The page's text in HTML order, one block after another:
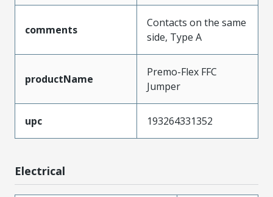
comments
Contacts on the same
side, Type A
productName
Premo-Flex FFC
Jumper
upc 193264331352
Electrical